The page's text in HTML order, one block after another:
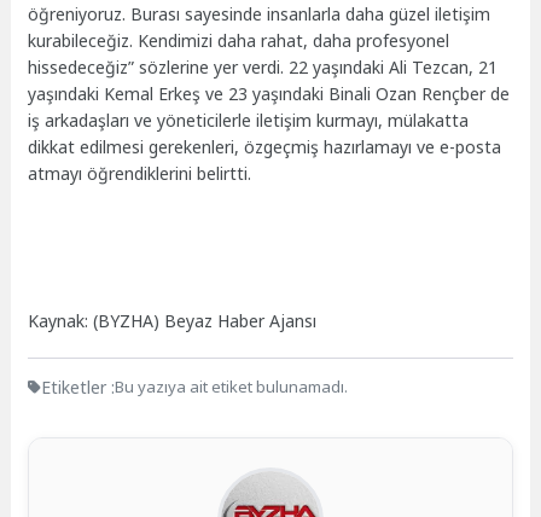
öğreniyoruz. Burası sayesinde insanlarla daha güzel iletişim
kurabileceğiz. Kendimizi daha rahat, daha profesyonel
hissedeceğiz” sözlerine yer verdi. 22 yaşındaki Ali Tezcan, 21
yaşındaki Kemal Erkeş ve 23 yaşındaki Binali Ozan Rençber de
iş arkadaşları ve yöneticilerle iletişim kurmayı, mülakatta
dikkat edilmesi gerekenleri, özgeçmiş hazırlamayı ve e-posta
atmayı öğrendiklerini belirtti.
Kaynak: (BYZHA) Beyaz Haber Ajansı
Etiketler :Bu yazıya ait etiket bulunamadı.